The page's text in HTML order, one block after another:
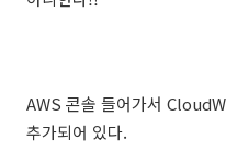
AWS 콘솔 들어가서
추가되어 있다.